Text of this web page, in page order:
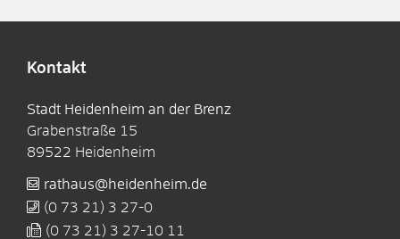
Kontakt
Stadt Heidenheim an der Brenz
Grabenstraße 15
89522 Heidenheim
rathaus@heidenheim.de
(0 73 21) 3 27-0
(0 73 21) 3 27-10 11